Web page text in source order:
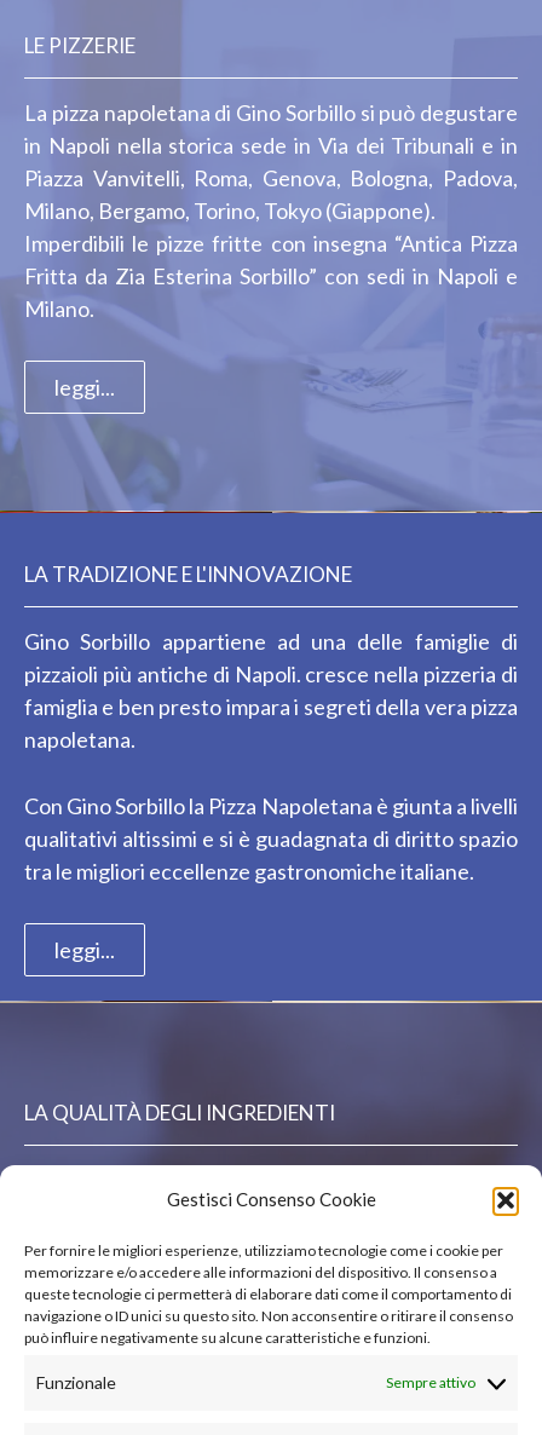
Gestisci Consenso Cookie
Per fornire le migliori esperienze, utilizziamo tecnologie come i cookie per
memorizzare e/o accedere alle informazioni del dispositivo. Il consenso a
queste tecnologie ci permetterà di elaborare dati come il comportamento di
navigazione o ID unici su questo sito. Non acconsentire o ritirare il consenso
può influire negativamente su alcune caratteristiche e funzioni.
Funzionale Sempre attivo
LE PIZZERIE
La pizza napoletana di Gino Sorbillo si può degustare
in Napoli nella storica sede in Via dei Tribunali e in
Piazza Vanvitelli, Roma, Genova, Bologna, Padova,
Milano, Bergamo, Torino, Tokyo (Giappone).
Imperdibili le pizze fritte con insegna “Antica Pizza
Fritta da Zia Esterina Sorbillo” con sedi in Napoli e
Milano.
leggi...
LA TRADIZIONE E L'INNOVAZIONE
Gino Sorbillo appartiene ad una delle famiglie di
pizzaioli più antiche di Napoli. cresce nella pizzeria di
famiglia e ben presto impara i segreti della vera pizza
napoletana.
Con Gino Sorbillo la Pizza Napoletana è giunta a livelli
qualitativi altissimi e si è guadagnata di diritto spazio
tra le migliori eccellenze gastronomiche italiane.
leggi...
LA QUALITÀ DEGLI INGREDIENTI
La nuova frontiera di Gino è l’utilizzo di farine di
agricoltura biologica e l’aggiornamento continuo dei
propri menù data la continua e costante ricerca delle
migliori eccellenze gastronomiche italiane da
proporre sulla pizza e da far conoscere attraverso la
pizza…